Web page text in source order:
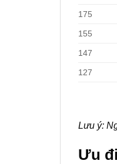
175
155
147
127
Lưu ý:
Ưu